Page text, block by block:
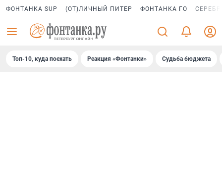
ФОНТАНКА SUP (ОТ)ЛИЧНЫЙ ПИТЕР ФОНТАНКА ГО
Топ-10, куда поехать Реакция «Фонтанки» Судьба бюджета